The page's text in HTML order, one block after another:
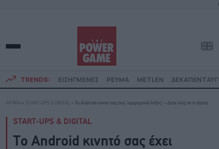
TRENDS: ΕΙΣΗΓΜΕΝΕΣ ΡΕΥΜΑ METLEN
ΑΡΧΙΚΗ » START-UPS & DIGITAL » Tο Android κινητό σας έχει “ημερομηνία λήξης” – Δείτε πώς να τη βρείτε
START-UPS & DIGITAL
Tο Android κινητό σας έχει